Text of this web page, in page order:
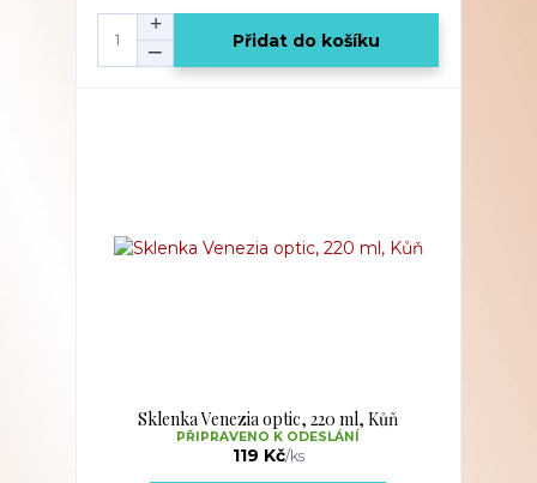
Přidat do košíku
Sklenka Venezia optic, 220 ml, Kůň
119 Kč/ks
PŘIPRAVENO K ODESLÁNÍ